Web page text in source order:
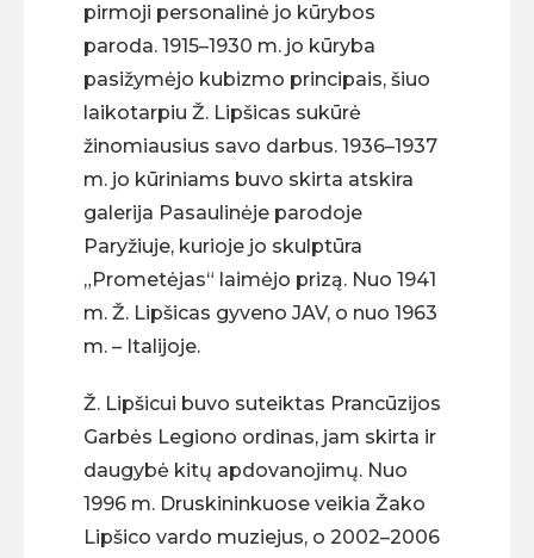
pirmoji personalinė jo kūrybos
paroda. 1915–1930 m. jo kūryba
pasižymėjo kubizmo principais, šiuo
laikotarpiu Ž. Lipšicas sukūrė
žinomiausius savo darbus. 1936–1937
m. jo kūriniams buvo skirta atskira
galerija Pasaulinėje parodoje
Paryžiuje, kurioje jo skulptūra
„Prometėjas“ laimėjo prizą. Nuo 1941
m. Ž. Lipšicas gyveno JAV, o nuo 1963
m. – Italijoje.
Ž. Lipšicui buvo suteiktas Prancūzijos
Garbės Legiono ordinas, jam skirta ir
daugybė kitų apdovanojimų. Nuo
1996 m. Druskininkuose veikia Žako
Lipšico vardo muziejus, o 2002–2006